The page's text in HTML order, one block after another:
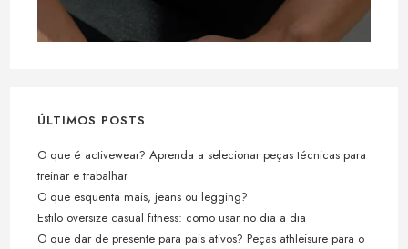
ÚLTIMOS POSTS
O que é activewear? Aprenda a selecionar peças técnicas para
treinar e trabalhar
O que esquenta mais, jeans ou legging?
Estilo oversize casual fitness: como usar no dia a dia
O que dar de presente para pais ativos? Peças athleisure para o